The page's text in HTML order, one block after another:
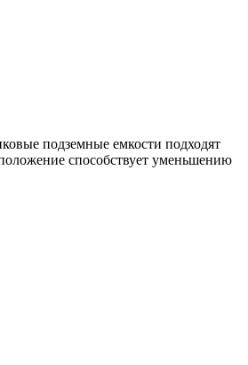
подземные емкости подходят
способствует уменьшению